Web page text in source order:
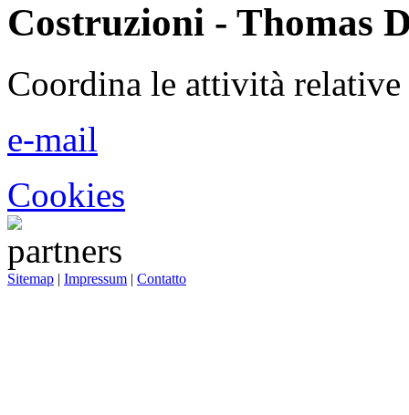
Costruzioni - Thomas
Coordina le attività
e-mail
Cookies
Sitemap | Impressum | Contatto